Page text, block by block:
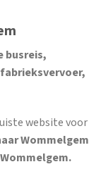
busreis,
website voor
Wommelgem